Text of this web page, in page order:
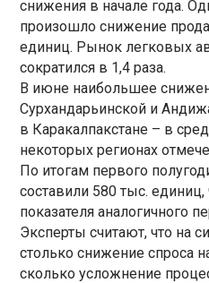
снижения в начале года.
произошло снижение
единиц. Рынок легковых
сократился в 1,4 раза.
В июне наибольшее
Сурхандарьинской и
в Каракалпакстане – в
некоторых регионах
По итогам первого
составили 580 тыс.
показателя аналогичного
Эксперты считают, что на
столько снижение спроса
сколько усложнение